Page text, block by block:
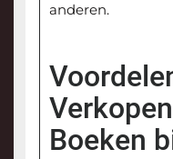
anderen.
Boeken